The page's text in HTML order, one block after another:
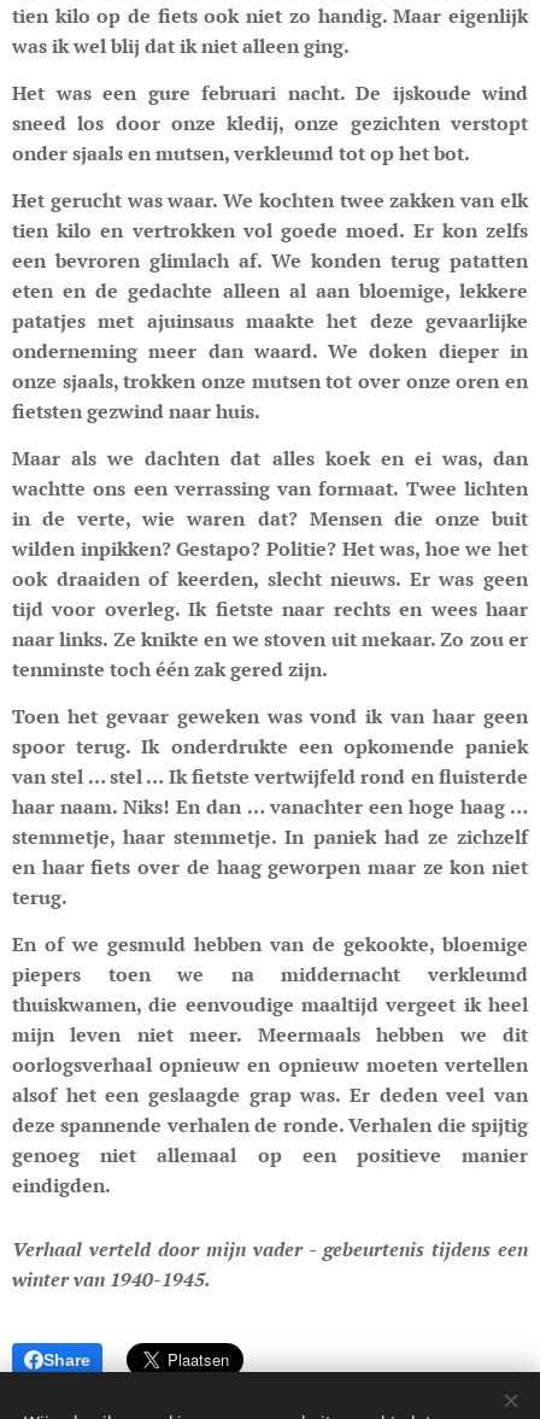
tien kilo op de fiets ook niet zo handig. Maar eigenlijk
was ik wel blij dat ik niet alleen ging.
Het was een gure februari nacht. De ijskoude wind
sneed los door onze kledij, onze gezichten verstopt
onder sjaals en mutsen, verkleumd tot op het bot.
Het gerucht was waar. We kochten twee zakken van elk
tien kilo en vertrokken vol goede moed. Er kon zelfs
een bevroren glimlach af. We konden terug patatten
eten en de gedachte alleen al aan bloemige, lekkere
patatjes met ajuinsaus maakte het deze gevaarlijke
onderneming meer dan waard. We doken dieper in
onze sjaals, trokken onze mutsen tot over onze oren en
fietsten gezwind naar huis.
Maar als we dachten dat alles koek en ei was, dan
wachtte ons een verrassing van formaat. Twee lichten
in de verte, wie waren dat? Mensen die onze buit
wilden inpikken? Gestapo? Politie? Het was, hoe we het
ook draaiden of keerden, slecht nieuws. Er was geen
tijd voor overleg. Ik fietste naar rechts en wees haar
naar links. Ze knikte en we stoven uit mekaar. Zo zou er
tenminste toch één zak gered zijn.
Toen het gevaar geweken was vond ik van haar geen
spoor terug. Ik onderdrukte een opkomende paniek
van stel … stel … Ik fietste vertwijfeld rond en fluisterde
haar naam. Niks! En dan … vanachter een hoge haag …
stemmetje, haar stemmetje. In paniek had ze zichzelf
en haar fiets over de haag geworpen maar ze kon niet
terug.
En of we gesmuld hebben van de gekookte, bloemige
piepers toen we na middernacht verkleumd
thuiskwamen, die eenvoudige maaltijd vergeet ik heel
mijn leven niet meer. Meermaals hebben we dit
oorlogsverhaal opnieuw en opnieuw moeten vertellen
alsof het een geslaagde grap was. Er deden veel van
deze spannende verhalen de ronde. Verhalen die spijtig
genoeg niet allemaal op een positieve manier
eindigden.
Verhaal verteld door mijn vader - gebeurtenis tijdens een
winter van 1940-1945.
Share